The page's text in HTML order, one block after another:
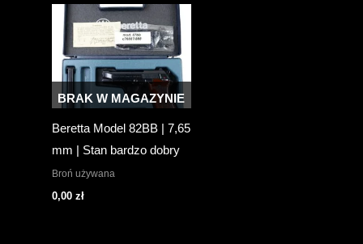
BRAK W MAGAZYNIE
Beretta Model 82BB | 7,65
mm | Stan bardzo dobry
Broń używana
0,00 zł